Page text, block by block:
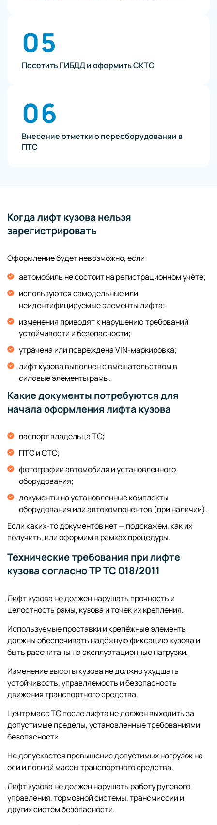
05
Посетить ГИБДД и оформить СКТС
06
Внесение отметки о переоборудовании в
ПТС
Когда лифт кузова нельзя
зарегистрировать
Оформление будет невозможно, если:
автомобиль не состоит на регистрационном учёте;
используются самодельные или
неидентифицируемые элементы лифта;
изменения приводят к нарушению требований
устойчивости и безопасности;
утрачена или повреждена VIN-маркировка;
лифт кузова выполнен с вмешательством в
силовые элементы рамы.
Какие документы потребуются для
начала оформления лифта кузова
паспорт владельца ТС;
ПТС и СТС;
фотографии автомобиля и установленного
оборудования;
документы на установленные комплекты
оборудования или автокомпонентов (при наличии).
Если каких-то документов нет — подскажем, как их
получить, или оформим в рамках процедуры.
Технические требования при лифте
кузова согласно ТР ТС 018/2011
Лифт кузова не должен нарушать прочность и
целостность рамы, кузова и точек их крепления.
Используемые проставки и крепёжные элементы
должны обеспечивать надёжную фиксацию кузова и
быть рассчитаны на эксплуатационные нагрузки.
Изменение высоты кузова не должно ухудшать
устойчивость, управляемость и безопасность
движения транспортного средства.
Центр масс ТС после лифта не должен выходить за
допустимые пределы, установленные требованиями
безопасности.
Не допускается превышение допустимых нагрузок на
оси и полной массы транспортного средства.
Лифт кузова не должен нарушать работу рулевого
управления, тормозной системы, трансмиссии и
других систем безопасности.